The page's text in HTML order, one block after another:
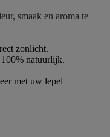
smaak en aroma te
zonlicht.
natuurlijk.
met uw lepel